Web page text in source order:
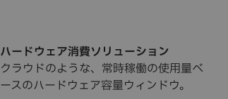
ハードウェア消費ソリューション
クラウドのような、常時稼働の使用量ベ
ースのハードウェア容量ウィンドウ。